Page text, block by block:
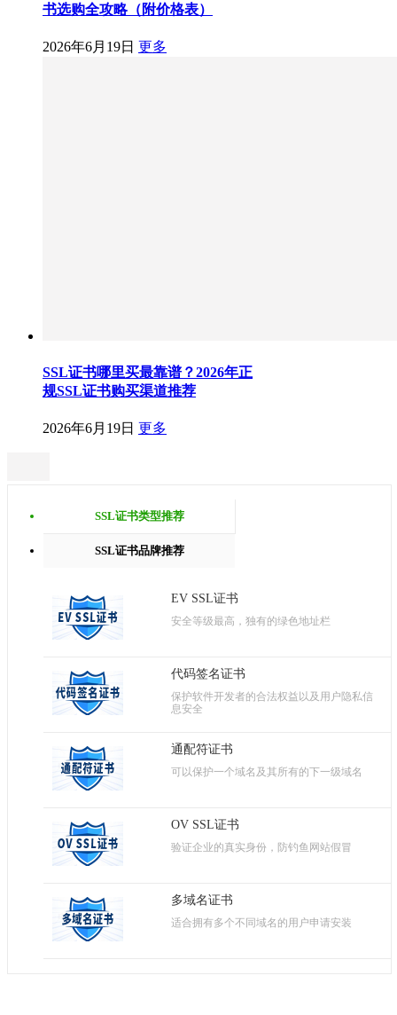
书选购全攻略（附价格表）
2026年6月19日 更多
SSL证书哪里买最靠谱？2026年正
规SSL证书购买渠道推荐
2026年6月19日 更多
SSL证书类型推荐
SSL证书品牌推荐
EV SSL证书
安全等级最高，独有的绿色地址栏
代码签名证书
保护软件开发者的合法权益以及用户隐私信
息安全
通配符证书
可以保护一个域名及其所有的下一级域名
OV SSL证书
验证企业的真实身份，防钓鱼网站假冒
多域名证书
适合拥有多个不同域名的用户申请安装